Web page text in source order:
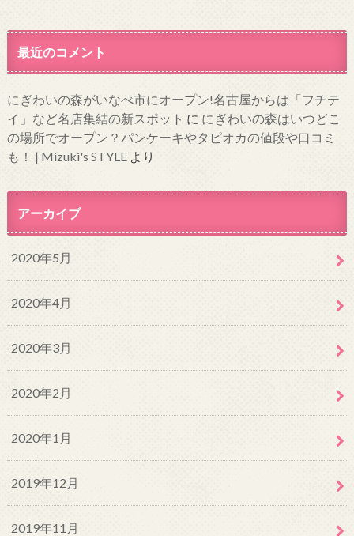
最近のコメント
にぎわいの森がいなべ市にオープン!名古屋からは「フチテ
イ」など名店集結の新スポット に にぎわいの森はいつどこ
の場所でオープン？パンケーキやタピオカの値段や口コミ
も！ | Mizuki's STYLEより
アーカイブ
2020年5月
2020年4月
2020年3月
2020年2月
2020年1月
2019年12月
2019年11月